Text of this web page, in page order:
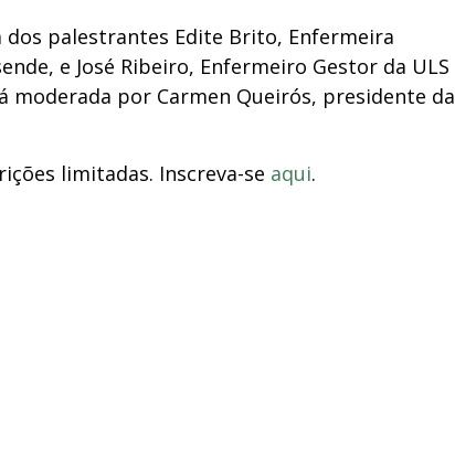
palestrantes Edite Brito, Enfermeira
e José Ribeiro, Enfermeiro Gestor da ULS
moderada por Carmen Queirós, presidente da
limitadas. Inscreva-se aqui.